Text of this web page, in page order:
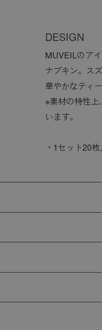
DESIGN
MUVEILのア
ナプキン。ス
華やかなティ
※素材の特性
います。
・1セット20枚